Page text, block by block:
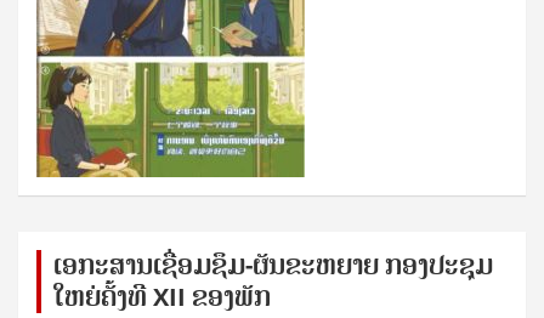
ເອກ​ະ​ສານ​ເຊ​ື່ອມ​ຊ​ຶມ-ຜັນ​ຂະ​ຫ​ຍາຍ ກອງ​ປະ​ຊຸມ​
ໃຫຍ່​ຄັ້ງ​ທີ XII ຂອງ​ພັກ